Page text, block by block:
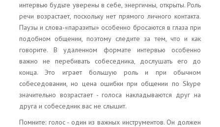
интервью будьте уверены в себе, энергичны, открыты. Роль
речи возрастает, поскольку нет прямого личного контакта.
Паузы и слова-«паразиты» особенно бросаются в глаза при
подобном общении, поэтому следите за тем, что и как
говорите. В удаленном формате интервью особенно
важно не перебивать собеседника, дослушать его до
конца. Это играет большую роль и при обычном
собеседовании, но цена ошибки при общении по Skype
значительно возрастает - голоса накладываются друг на
друга и собеседник вас не слышит.
Помните: голос - один из важных инструментов. Он должен